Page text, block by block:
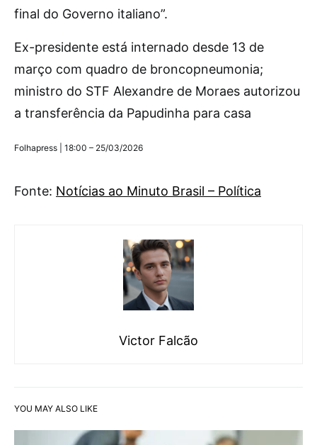
final do Governo italiano”.
Ex-presidente está internado desde 13 de
março com quadro de broncopneumonia;
ministro do STF Alexandre de Moraes autorizou
a transferência da Papudinha para casa
Folhapress | 18:00 – 25/03/2026
Fonte: Notícias ao Minuto Brasil – Política
Victor Falcão
YOU MAY ALSO LIKE